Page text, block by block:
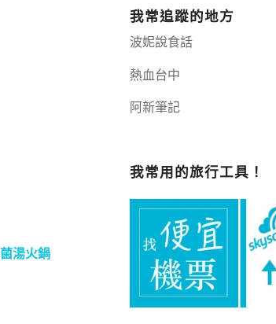
菌湯火鍋
我常追蹤的地方
波妮說食話
熱血台中
阿新筆記嘉義+1 | 嘉義加一
我常用的旅行工具！